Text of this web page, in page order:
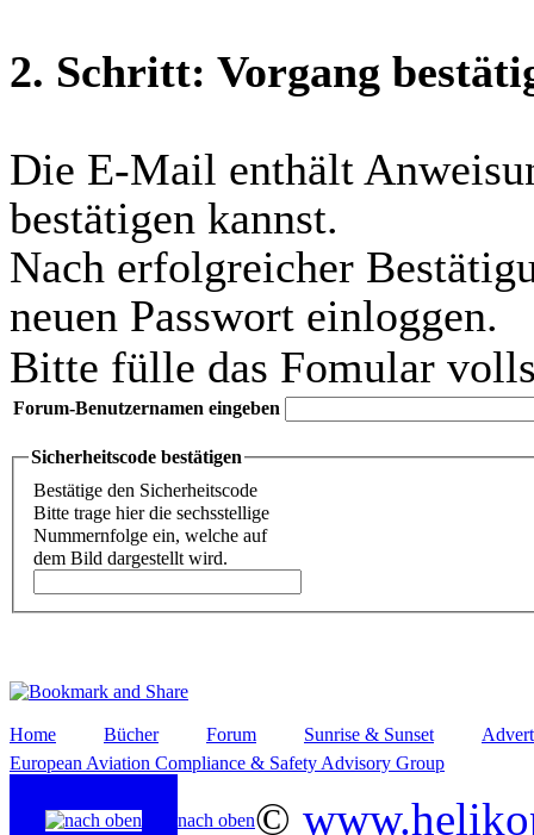
2. Schritt: Vorgang
Die E-Mail enthält
bestätigen kannst.
Nach erfolgreicher
neuen Passwort einloggen.
Bitte fülle das Fomular
Forum-Benutzernamen eingeben
Sicherheitscode bestätigen
Bestätige den Sicherheitscode
Bitte trage hier die sechsstellige
Nummernfolge ein, welche auf
dem Bild dargestellt wird.
Home Bücher Forum Sunrise & Sunset
European Aviation Compliance & Safety Advisory Group
nach oben©